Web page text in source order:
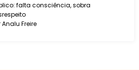
falta consciência, sobra
Analu Freire